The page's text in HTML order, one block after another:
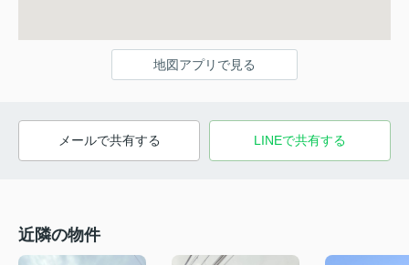
地図アプリで見る
メールで共有する LINEで共有する
近隣の物件